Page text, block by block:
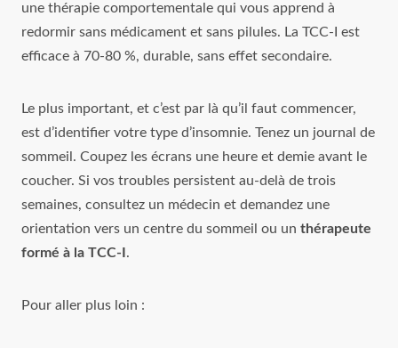
une thérapie comportementale qui vous apprend à
redormir sans médicament et sans pilules. La TCC-I est
efficace à 70-80 %, durable, sans effet secondaire.
Le plus important, et c’est par là qu’il faut commencer,
est d’identifier votre type d’insomnie. Tenez un journal de
sommeil. Coupez les écrans une heure et demie avant le
coucher. Si vos troubles persistent au-delà de trois
semaines, consultez un médecin et demandez une
orientation vers un centre du sommeil ou un thérapeute
formé à la TCC-I .
Pour aller plus loin :